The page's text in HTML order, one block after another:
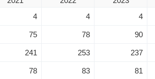
4 4 4
75 78 90
241 253 237
78 83 81